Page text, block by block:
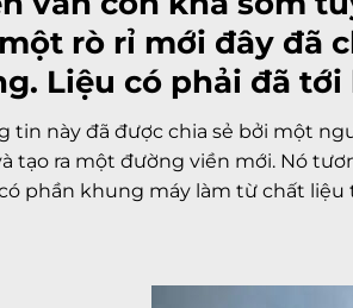
rò rỉ mới đây đã
Liệu có phải đã
tin này đã được chia sẻ bởi một
tạo ra một đường viền mới. Nó
có phần khung máy làm từ chất liệu